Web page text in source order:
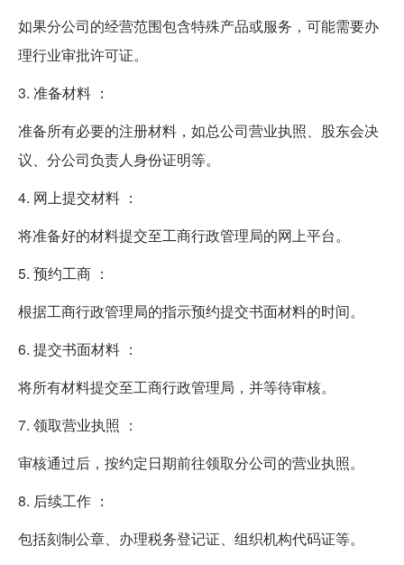
如果分公司的经营范围包含特殊产品或服务，可能需要办
理行业审批许可证。
3. 准备材料 ：
准备所有必要的注册材料，如总公司营业执照、股东会决
议、分公司负责人身份证明等。
4. 网上提交材料 ：
将准备好的材料提交至工商行政管理局的网上平台。
5. 预约工商 ：
根据工商行政管理局的指示预约提交书面材料的时间。
6. 提交书面材料 ：
将所有材料提交至工商行政管理局，并等待审核。
7. 领取营业执照 ：
审核通过后，按约定日期前往领取分公司的营业执照。
8. 后续工作 ：
包括刻制公章、办理税务登记证、组织机构代码证等。